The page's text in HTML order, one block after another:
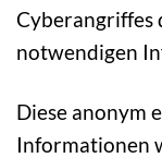
Cyberangriffes
notwendigen
Diese anonym
Informationen